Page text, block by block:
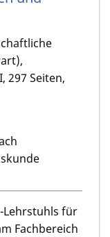
297 Seiten,
Lehrstuhls für
Fachbereich